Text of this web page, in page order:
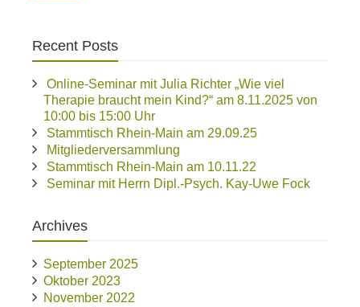
Recent Posts
Online-Seminar mit Julia Richter „Wie viel
Therapie braucht mein Kind?“ am 8.11.2025 von
10:00 bis 15:00 Uhr
Stammtisch Rhein-Main am 29.09.25
Mitgliederversammlung
Stammtisch Rhein-Main am 10.11.22
Seminar mit Herrn Dipl.-Psych. Kay-Uwe Fock
Archives
September 2025
Oktober 2023
November 2022